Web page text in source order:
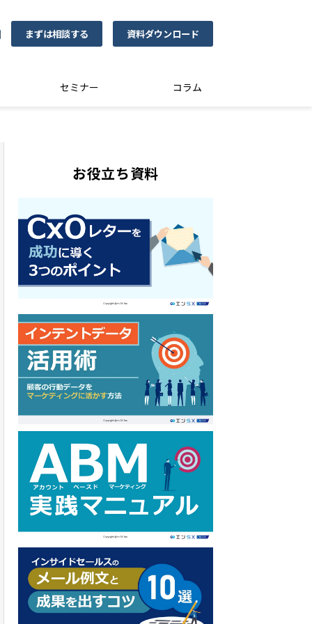
まずは相談する 資料ダウンロード
セミナー コラム
お役立ち資料